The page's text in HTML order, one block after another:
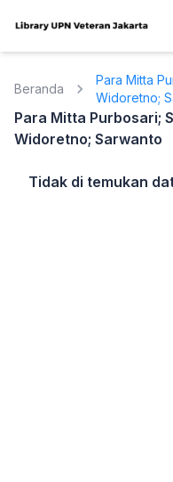
Beranda
Para Mitta
Widoretno;
Para Mitta Purbosari;
Widoretno; Sarwanto
Tidak di temukan